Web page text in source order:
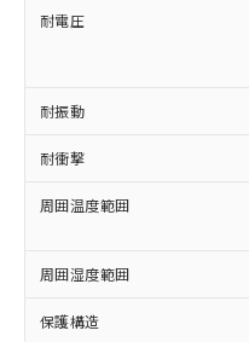
耐電圧
耐振動
耐衝撃
周囲温度範囲
周囲湿度範囲
保護構造
本サービス
商品の当社
(税抜)を提
当社制御機
本サービス
ことをご了
在庫状況お
記載してい
タに基づき
覧された時
準価格とは
調査・確認中：
非含有の対応状況
非該当品：ライ
害物質有無と関
仕入先様の事情
いたものが、含
むを得ず変更する
*EU RoHS指令（10物質
鉛(Pb) 1000ppm以下、
六価クロム(Cr(Ⅵ))
「○」：最大均質
基準値以下であ
「×」：最大均質
基準値を超えて
「－」：未確認で
*中国RoHS10物質の基
Pb(鉛) :1000ppm、
ム) : 100ppm、
当社は、こ
為替および
（以下｢規
または国外
国政府の輸
可)を取得す
記